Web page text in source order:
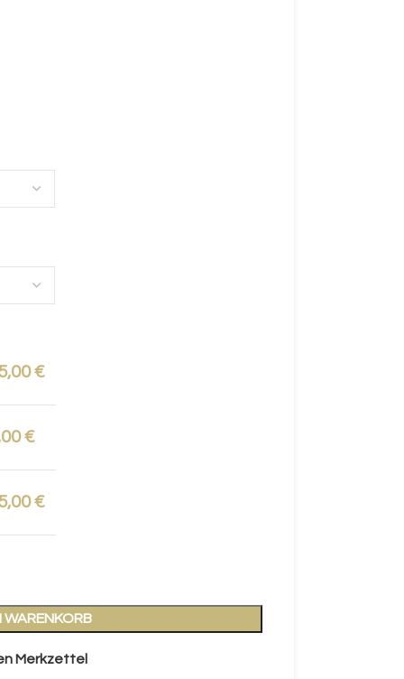
€
€
€
WARENKORB
Merkzettel